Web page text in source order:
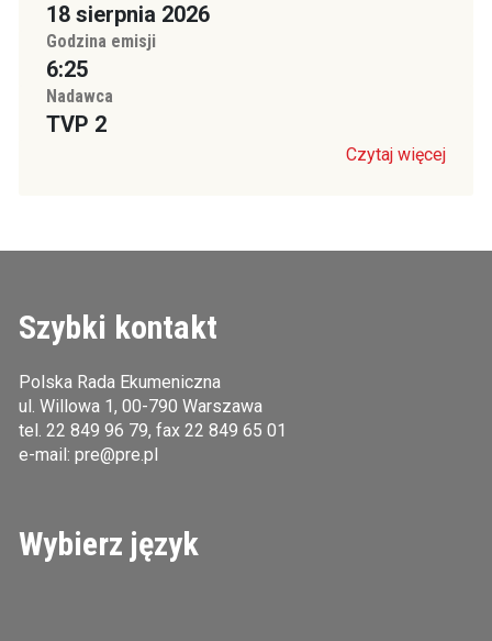
18 sierpnia 2026
Godzina emisji
6:25
Nadawca
TVP 2
Czytaj więcej
Szybki kontakt
Polska Rada Ekumeniczna
ul. Willowa 1, 00-790 Warszawa
tel. 22 849 96 79, fax 22 849 65 01
e-mail: pre@pre.pl
Wybierz język